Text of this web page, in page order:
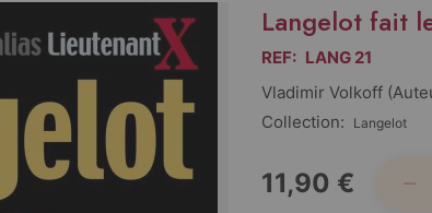
Langelot fait
REF: LANG 21
Vladimir Volkoff
Collection:
Langelot
11,90 €